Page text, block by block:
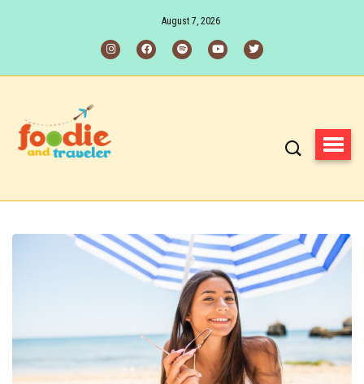
August 7, 2026